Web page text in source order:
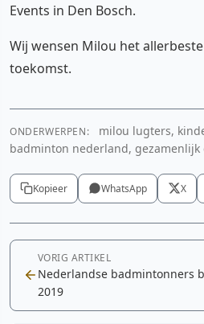
Events in Den Bosch.
Wij wensen Milou het
toekomst.
ONDERWERPEN:
milou lugters,
badminton nederland, gezamenlijk
Kopieer WhatsApp X
VORIG ARTIKEL
Nederlandse badmintonners
2019